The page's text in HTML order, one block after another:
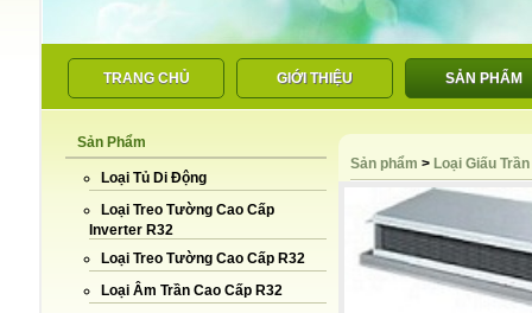
TRANG CHỦ GIỚI THIỆU SẢN PHẨM
LIÊN HỆ
Sản Phẩm
Loại Tủ Di Động
Loại Treo Tường Cao Cấp
Inverter R32
Loại Treo Tường Cao Cấp R32
Loại Âm Trần Cao Cấp R32
Sản phẩm > Loại Giấu Trần